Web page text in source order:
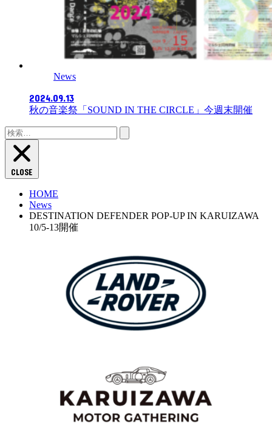
News
2024.09.13
秋の音楽祭「SOUND IN THE CIRCLE」今週末開催
検
索:
CLOSE
HOME
News
DESTINATION DEFENDER POP-UP IN KARUIZAWA
10/5-13開催